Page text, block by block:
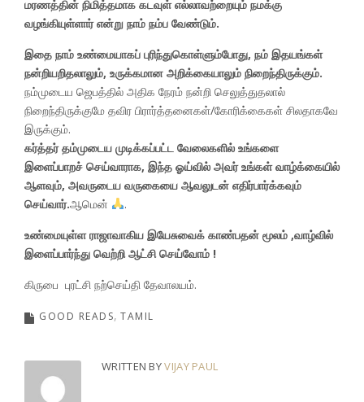
மரணத்தின் நிமித்தமாக கடவுள் எல்லாவற்றையும் நமக்கு
வழங்கியுள்ளார் என்று நாம் நம்ப வேண்டும்.
இதை நாம் உண்மையாகப் புரிந்துகொள்ளும்போது, ​​நம் இதயங்கள்
நன்றியறிதலாலும், உருக்கமான அறிக்கையாலும் நிறைந்திருக்கும்.
நம்முடைய ஜெபத்தில் அதிக நேரம் நன்றி செலுத்துதலால்
நிறைந்திருக்குமே தவிர பிரார்த்தனைகள்/கோரிக்கைகள் சிலதாகவே
இருக்கும்.
கர்த்தர் தம்முடைய முடிக்கப்பட்ட வேலைகளில் உங்களை
இளைப்பாறச் செய்வாராக, இந்த ஓய்வில் அவர் உங்கள் வாழ்க்கையில்
ஆளவும், அவருடைய வருகையை ஆவலுடன் எதிர்பார்க்கவும்
செய்வார்.ஆமென்
.
உண்மையுள்ள ராஜாவாகிய இயேசுவைக் காண்பதன் மூலம் ,வாழ்வில்
இளைப்பார்ந்து வெற்றி ஆட்சி செய்வோம் !
கிருபை புரட்சி நற்செய்தி தேவாலயம்.
GOOD READS TAMIL
WRITTEN BYVIJAY PAUL